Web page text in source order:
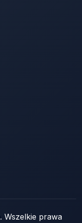
. Wszelkie prawa